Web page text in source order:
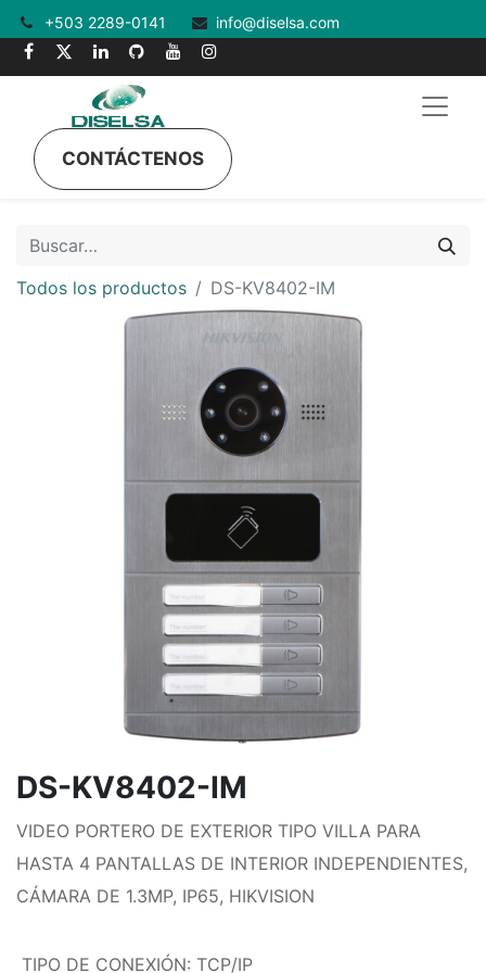
+503 2289-0141 info@diselsa.com
CONTÁCTENOS
Todos los productos DS-KV8402-IM
DS-KV8402-IM
VIDEO PORTERO DE EXTERIOR TIPO VILLA PARA
HASTA 4 PANTALLAS DE INTERIOR INDEPENDIENTES,
CÁMARA DE 1.3MP, IP65, HIKVISION
TIPO DE CONEXIÓN: TCP/IP